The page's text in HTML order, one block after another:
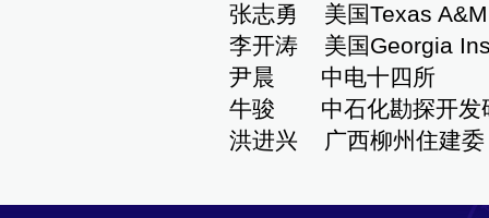
张志勇 美国Texas
李开涛 美国Georgia
尹晨 中电十四所
牛骏 中石化勘探开发
洪进兴 广西柳州住建委